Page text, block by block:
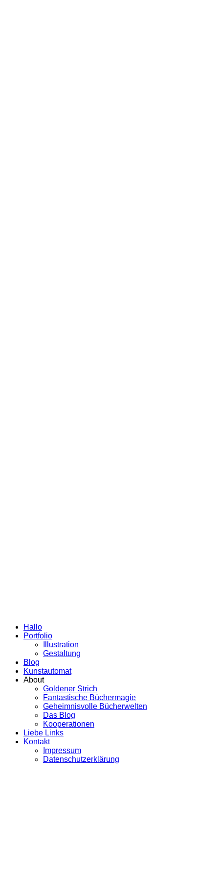
Hallo
Portfolio
Illustration
Gestaltung
Blog
Kunstautomat
About
Goldener Strich
Fantastische Büchermagie
Geheimnisvolle Bücherwelten
Das Blog
Kooperationen
Liebe Links
Kontakt
Impressum
Datenschutzerklärung